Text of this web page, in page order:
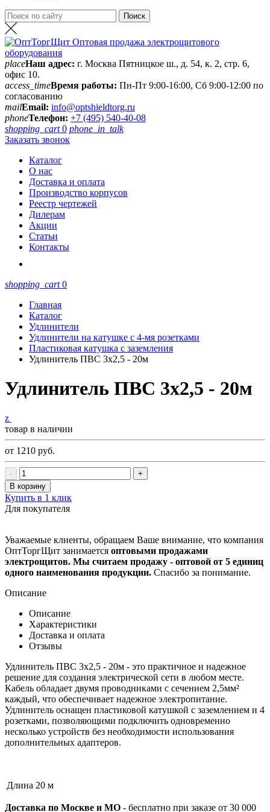
placeНаш адрес: г. Москва Пятницкое ш., д. 54, к. 2, стр. 6,
офис 10.
access_timeВремя работы: Пн-Пт 9:00-16:00, Сб 9:00-12:00 по
согласованию
mailEmail: info@optshieldtorg.ru
phoneТелефон: +7 (495) 540-40-08
shopping_cart 0 phone_in_talk
Заказать звонок
Каталог
О нас
Доставка и оплата
Производство корпусов
Реестр чертежей
Дилерам
Акции
Статьи
Контакты
shopping_cart 0
Главная
Каталог
Удлинители
Удлинители на катушке с 4-мя розетками
Пластиковая катушка с заземления
Удлинитель ПВС 3х2,5 - 20м
Удлинитель ПВС 3х2,5 - 20м
z
товар в наличии
от 1210 руб.
-
+
В корзину
Купить в 1 клик
Для покупателя
Уважаемые клиенты, обращаем Ваше внимание, что компания
ОптТоргЩит занимается оптовыми продажами
электрощитов. Мы считаем продажу - оптовой от 5 единиц
одного наименования продукции. Спасибо за понимание.
Описание
Описание
Характеристики
Доставка и оплата
Отзывы
Удлинитель ПВС 3х2,5 - 20м - это практичное и надежное
решение для создания электрической сети в любом месте.
Кабель обладает двумя проводниками с сечением 2,5мм²
каждый, что обеспечивает надежное электропитание.
Удлинитель оснащен пластиковой катушкой с заземлением и 4
розетками, позволяющими подключить одновременно
несколько устройств без необходимости использования
дополнительных адаптеров.
Длина 20 м
Доставка по Москве и МО - бесплатно при заказе от 30 000